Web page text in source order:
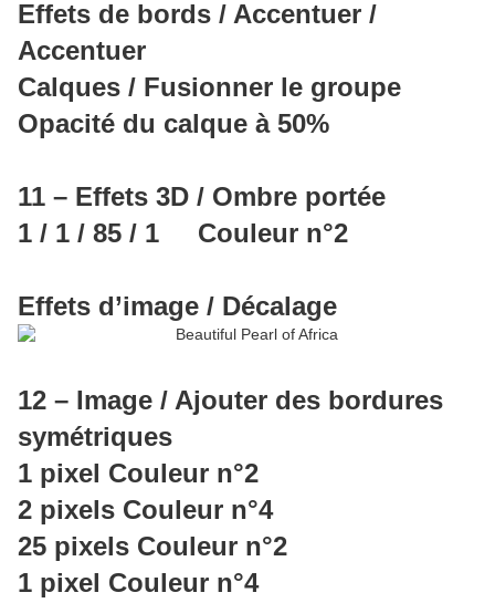
Effets de bords / Accentuer /
Accentuer
Calques / Fusionner le groupe
Opacité du calque à 50%
11 – Effets 3D / Ombre portée
1 / 1 / 85 / 1 Couleur n°2
Effets d’image / Décalage
12 – Image / Ajouter des bordures
symétriques
1 pixel Couleur n°2
2 pixels Couleur n°4
25 pixels Couleur n°2
1 pixel Couleur n°4